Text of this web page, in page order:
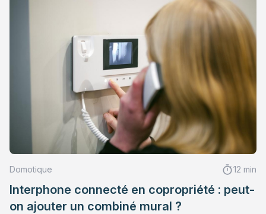
Domotique 12 min
Interphone connecté en copropriété : peut-
on ajouter un combiné mural ?